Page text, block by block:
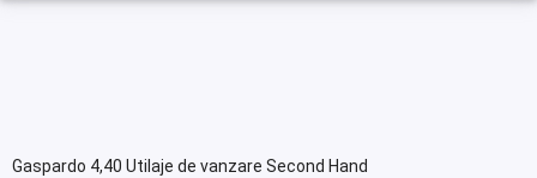
Gaspardo 4,40 Utilaje de vanzare Second Hand